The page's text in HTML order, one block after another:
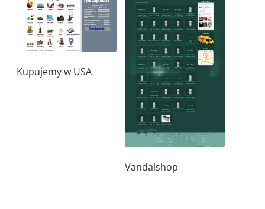
Kupujemy w USA
Vandalshop